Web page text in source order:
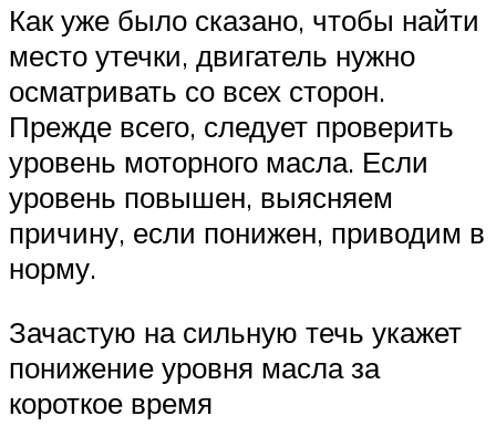
Как уже было сказано, чтобы найти
место утечки, двигатель нужно
осматривать со всех сторон.
Прежде всего, следует проверить
уровень моторного масла. Если
уровень повышен, выясняем
причину, если понижен, приводим в
норму.
Зачастую на сильную течь укажет
понижение уровня масла за
короткое время